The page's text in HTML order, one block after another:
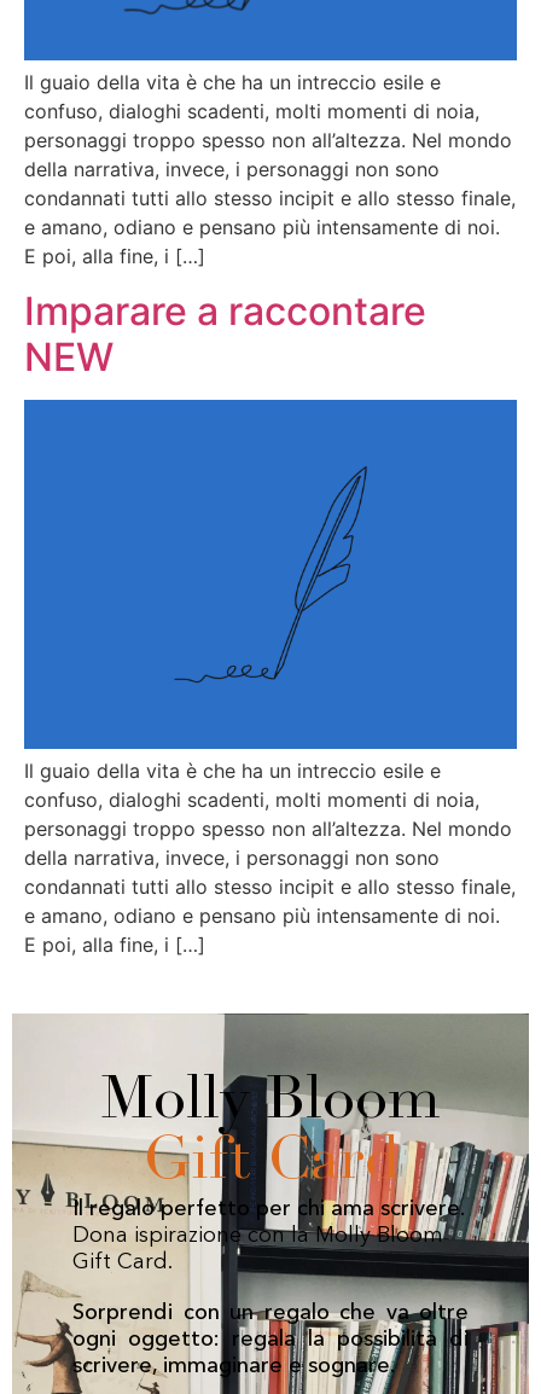
Il guaio della vita è che ha un intreccio esile e
confuso, dialoghi scadenti, molti momenti di noia,
personaggi troppo spesso non all’altezza. Nel mondo
della narrativa, invece, i personaggi non sono
condannati tutti allo stesso incipit e allo stesso finale,
e amano, odiano e pensano più intensamente di noi.
E poi, alla fine, i […]
Imparare a raccontare
NEW
Il guaio della vita è che ha un intreccio esile e
confuso, dialoghi scadenti, molti momenti di noia,
personaggi troppo spesso non all’altezza. Nel mondo
della narrativa, invece, i personaggi non sono
condannati tutti allo stesso incipit e allo stesso finale,
e amano, odiano e pensano più intensamente di noi.
E poi, alla fine, i […]
Molly Bloom
Gift Card
Il regalo perfetto per chi ama scrivere.
Dona ispirazione con la Molly Bloom
Gift Card.
Sorprendi con un regalo che va oltre
ogni oggetto: regala la possibilità di
scrivere, immaginare e sognare.